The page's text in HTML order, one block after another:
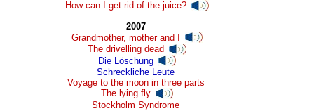
How can I get rid of the juice?
2007
Grandmother, mother and I
The drivelling dead
Die Löschung
Schreckliche Leute
Voyage to the moon in three parts
The lying fly
Stockholm Syndrome